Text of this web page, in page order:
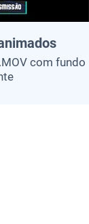
com fundo